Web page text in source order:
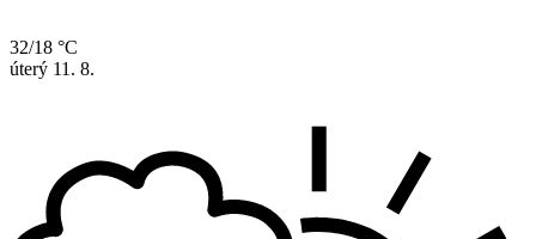
32/18 °C
úterý 11. 8.